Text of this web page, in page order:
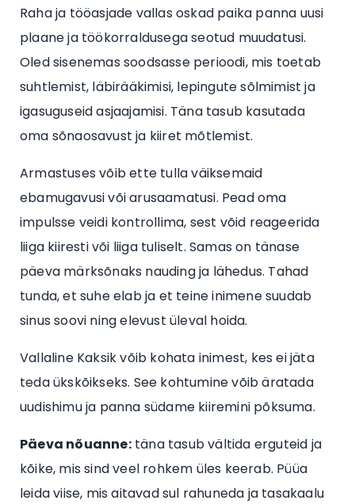
Raha ja tööasjade vallas oskad paika panna uusi
plaane ja töökorraldusega seotud muudatusi.
Oled sisenemas soodsasse perioodi, mis toetab
suhtlemist, läbirääkimisi, lepingute sõlmimist ja
igasuguseid asjaajamisi. Täna tasub kasutada
oma sõnaosavust ja kiiret mõtlemist.
Armastuses võib ette tulla väiksemaid
ebamugavusi või arusaamatusi. Pead oma
impulsse veidi kontrollima, sest võid reageerida
liiga kiiresti või liiga tuliselt. Samas on tänase
päeva märksõnaks nauding ja lähedus. Tahad
tunda, et suhe elab ja et teine inimene suudab
sinus soovi ning elevust üleval hoida.
Vallaline Kaksik võib kohata inimest, kes ei jäta
teda ükskõikseks. See kohtumine võib äratada
uudishimu ja panna südame kiiremini põksuma.
Päeva nõuanne:täna tasub vältida erguteid ja
kõike, mis sind veel rohkem üles keerab. Püüa
leida viise, mis aitavad sul rahuneda ja tasakaalu